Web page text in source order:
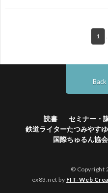
1
読書 セミナー・
鉄道ライターたつみやす
国際ちゅるん協会
© Copyright
ex83.net by FIT-Web